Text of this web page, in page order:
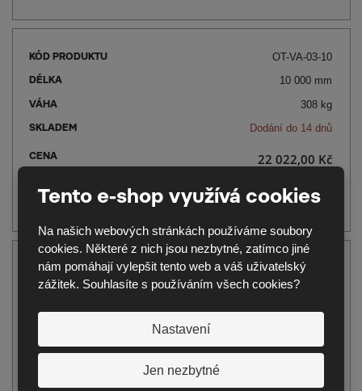
Tento e-shop využívá cookies
Na našich webových stránkách používáme soubory
cookies. Některé z nich jsou nezbytné, zatímco jiné
nám pomáhají vylepšit tento web a váš uživatelský
zážitek. Souhlasíte s používáním všech cookies?
Nastavení
Jen nezbytné
OT-VA-03-10
10 000 mm
308 kg
Dodání do 14 dnů
22 022,00 Kč
OT-VA-03-12
12 000 mm
369.6 kg